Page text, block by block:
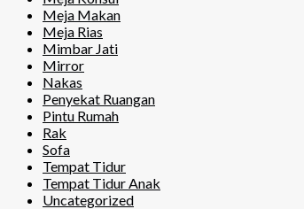
Meja Makan
Meja Rias
Mimbar Jati
Mirror
Nakas
Penyekat Ruangan
Pintu Rumah
Rak
Sofa
Tempat Tidur
Tempat Tidur Anak
Uncategorized